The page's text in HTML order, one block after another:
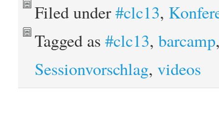
Filed under#clc13,
Tagged as#clc13,barcamp
Sessionvorschlag,videos